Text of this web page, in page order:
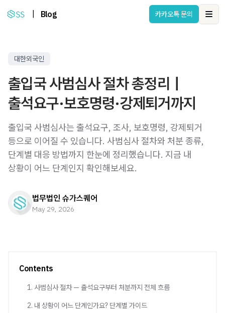
Blog 카카오톡 문의
대한외국인
출입국 사범심사 절차 총정리｜
출석요구·보호명령·강제퇴거까지
출입국 사범심사는 출석요구, 조사, 보호명령, 강제퇴거
등으로 이어질 수 있습니다. 사범심사 절차와 처분 종류,
단계별 대응 방법까지 한눈에 정리했습니다. 지금 내
상황이 어느 단계인지 확인해보세요.
법무법인 슈가스퀘어
May 29, 2026
Contents
1. 사범심사 절차 — 출석요구부터 처분까지 전체 흐름
2. 내 상황이 어느 단계인가요? 단계별 가이드